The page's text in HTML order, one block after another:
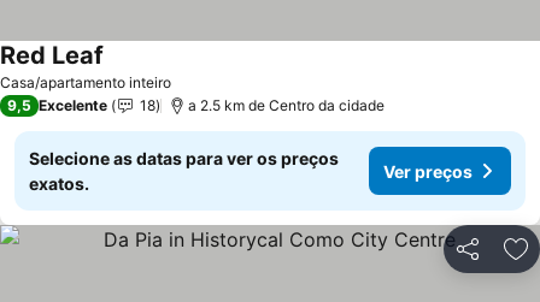
Casa/apartamento inteiro
Red Leaf
9,5 Excelente 18 a 2.5 km de Centro da cidade
Selecione as datas para ver os preços
exatos.
Ver preços
Partilhar